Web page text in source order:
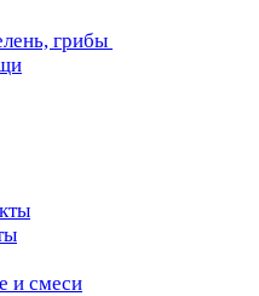
грибы
и смеси